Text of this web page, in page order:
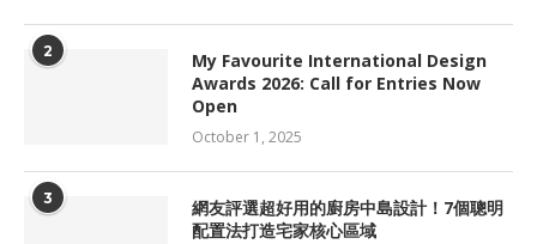
2
My Favourite International Design
Awards 2026: Call for Entries Now
Open
October 1, 2025
3
網友評選超好用的廚房中島設計！7個聰明
配置法打造宅家核心區域